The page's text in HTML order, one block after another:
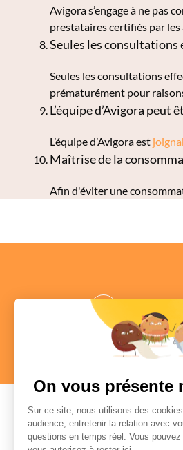
Avigora s’engage à ne pas
prestataires certifiés par
Seules les consultations
Seules les consultations
prématurément pour
L’équipe d’Avigora
L’équipe d’Avigora est
Maîtrise de la
Afin d'éviter une
des CONSEILLERS
au profil vérifié
On vous présente
Sur ce site, nous utilisons des
audience, entretenir la relation avec
questions en temps réel. Vous